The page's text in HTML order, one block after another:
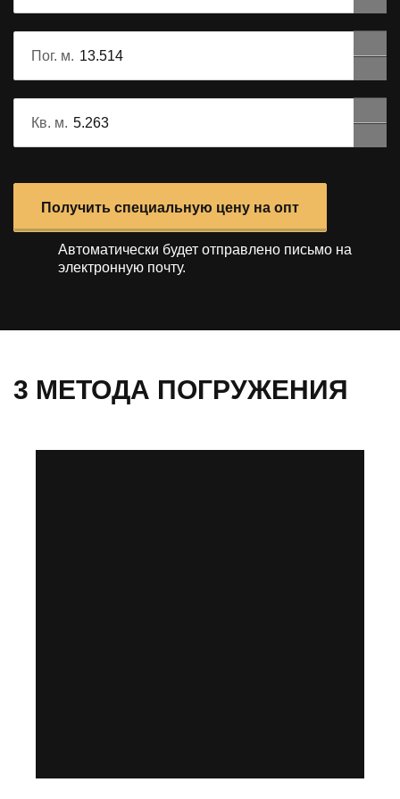
Пог. м.
Кв. м.
Получить специальную цену на опт
Автоматически будет отправлено письмо на
электронную почту.
3 МЕТОДА ПОГРУЖЕНИЯ